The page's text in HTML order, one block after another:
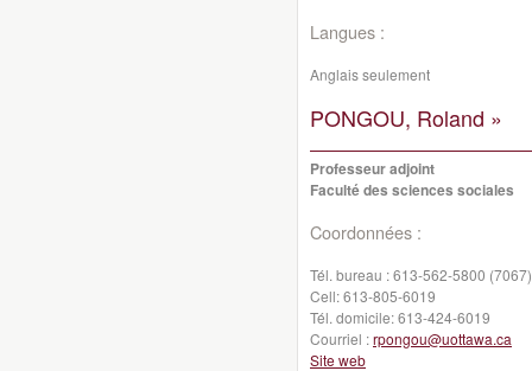
Langues :
Anglais seulement
PONGOU, Roland »
Professeur adjoint
Faculté des sciences sociales
Coordonnées :
Tél. bureau :613-562-5800 (7067)
Cell:613-805-6019
Tél. domicile:613-424-6019
Courriel :rpongou@uottawa.ca
Site web